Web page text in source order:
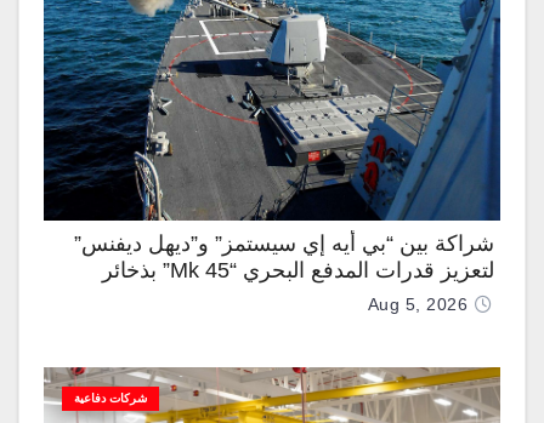
شراكة بين “بي أيه إي سيستمز” و”ديهل ديفنس”
لتعزيز قدرات المدفع البحري “Mk 45” بذخائر
موجهة وصواريخ “IRIS-T”
Aug 5, 2026
شركات دفاعية